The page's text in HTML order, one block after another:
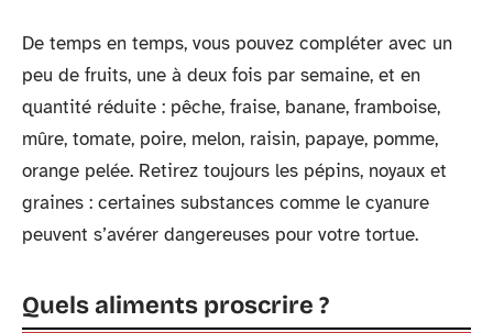
De temps en temps, vous pouvez compléter avec un
peu de fruits, une à deux fois par semaine, et en
quantité réduite : pêche, fraise, banane, framboise,
mûre, tomate, poire, melon, raisin, papaye, pomme,
orange pelée. Retirez toujours les pépins, noyaux et
graines : certaines substances comme le cyanure
peuvent s’avérer dangereuses pour votre tortue.
Quels aliments proscrire ?